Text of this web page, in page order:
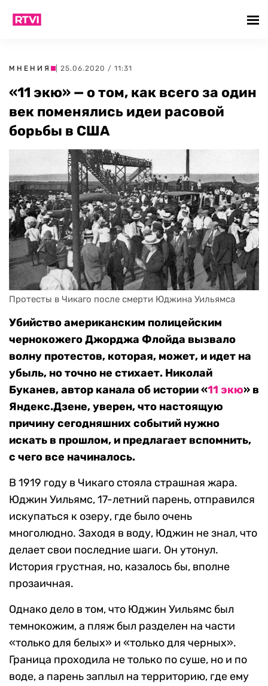
МНЕНИЯ | 25.06.2020 / 11:31
«11 экю » — о том, как всего за один
век поменялись идеи расовой
борьбы в США
Протесты в Чикаго после смерти Юджина Уильямса
Убийство американским полицейским
чернокожего Джорджа Флойда вызвало
волну протестов, которая, может, и идет на
убыль, но точно не стихает. Николай
Буканев, автор канала об истории «11 экю» в
Яндекс.Дзене, уверен, что настоящую
причину сегодняшних событий нужно
искать в прошлом, и предлагает вспомнить,
с чего все начиналось.
В 1919 году в Чикаго стояла страшная жара.
Юджин Уильямс, 17-летний парень, отправился
искупаться к озеру, где было очень
многолюдно. Заходя в воду, Юджин не знал, что
делает свои последние шаги. Он утонул.
История грустная, но, казалось бы, вполне
прозаичная.
Однако дело в том, что Юджин Уильямс был
темнокожим, а пляж был разделен на части
«только для белых» и «только для черных».
Граница проходила не только по суше, но и по
воде, а парень заплыл на территорию, где ему